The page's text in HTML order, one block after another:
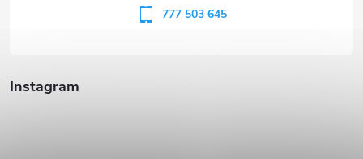
Instagram
777 503 645